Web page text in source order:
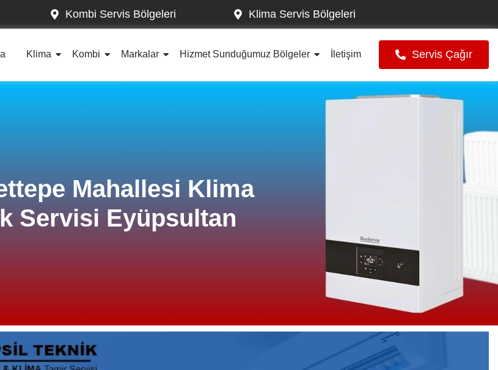
Kombi Servis Bölgeleri Klima Servis Bölgeleri
Klima Kombi Markalar Hizmet Sunduğumuz Bölgeler İletişim Servis Çağır
Mahallesi Klima
Servisi Eyüpsultan